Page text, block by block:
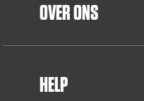
OVER ONS
HELP